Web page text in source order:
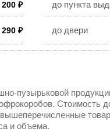
200 ₽
290 ₽
до пункта
до двери
пузырьковой
Стоимость
и объема.